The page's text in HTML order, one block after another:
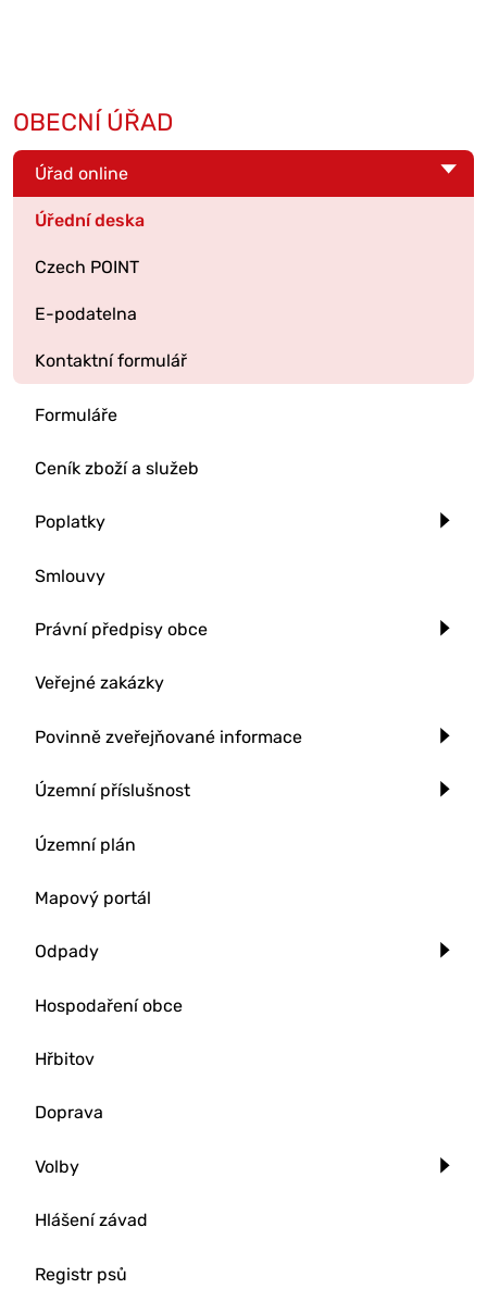
OBECNÍ ÚŘAD
Úřad online
Úřední deska
Czech POINT
E-podatelna
Kontaktní formulář
Formuláře
Ceník zboží a služeb
Poplatky
Smlouvy
Právní předpisy obce
Veřejné zakázky
Povinně zveřejňované informace
Územní příslušnost
Územní plán
Mapový portál
Odpady
Hospodaření obce
Hřbitov
Doprava
Volby
Hlášení závad
Registr psů